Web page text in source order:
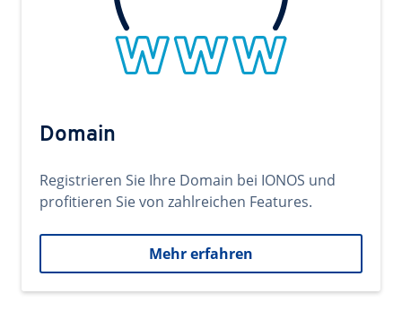
Domain
Registrieren Sie Ihre Domain bei IONOS und
profitieren Sie von zahlreichen Features.
Mehr erfahren